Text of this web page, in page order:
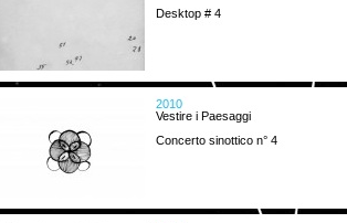
Desktop # 4
2010
Vestire i Paesaggi
Concerto sinottico n° 4